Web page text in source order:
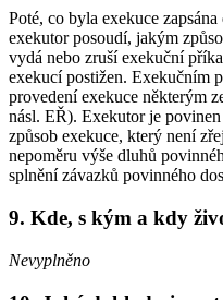
Poté, co byla exekuce
exekutor posoudí, jakým
vydá nebo zruší exekuční
exekucí postižen. Exekučním
provedení exekuce některým
násl. EŘ). Exekutor je
způsob exekuce, který není
nepoměru výše dluhů
splnění závazků povinného
9. Kde, s kým a kdy
Nevyplněno